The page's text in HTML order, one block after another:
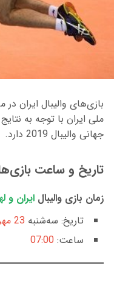
جهانی والیبال 2019 دارد.
تاریخ و ساعت بازی‌های
زمان بازی والیبال ایران و
تاریخ: سه‌شنبه 23 مهر
ساعت: 07:00